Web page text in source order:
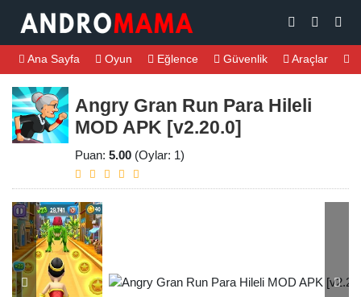
Ana Sayfa Oyun Eğlence Güvenlik Araçlar
Angry Gran Run Para Hileli
MOD APK [v2.20.0]
Puan: 5.00 (Oylar: 1)